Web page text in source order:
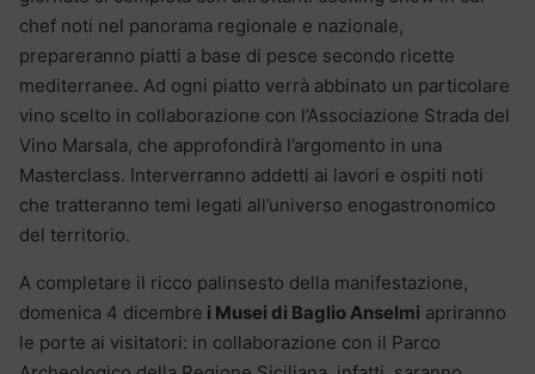
chef noti nel panorama regionale e nazionale,
prepareranno piatti a base di pesce secondo ricette
mediterranee. Ad ogni piatto verrà abbinato un particolare
vino scelto in collaborazione con l’Associazione Strada del
Vino Marsala, che approfondirà l’argomento in una
Masterclass. Interverranno addetti ai lavori e ospiti noti
che tratteranno temi legati all’universo enogastronomico
del territorio.
A completare il ricco palinsesto della manifestazione,
domenica 4 dicembre i Musei di Baglio Anselmi apriranno
le porte ai visitatori: in collaborazione con il Parco